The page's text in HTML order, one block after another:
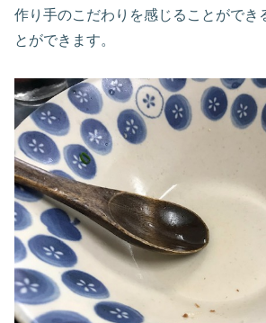
作り手のこだわりを感じることができ
とができます。